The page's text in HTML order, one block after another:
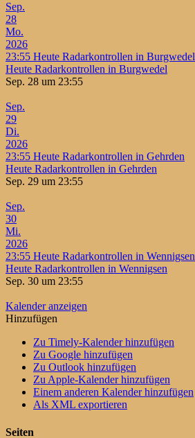
Sep.
28
Mo.
2026
23:55 Heute Radarkontrollen in Burgwedel
Heute Radarkontrollen in Burgwedel
Sep. 28 um 23:55
Sep.
29
Di.
2026
23:55 Heute Radarkontrollen in Gehrden
Heute Radarkontrollen in Gehrden
Sep. 29 um 23:55
Sep.
30
Mi.
2026
23:55 Heute Radarkontrollen in Wennigsen
Heute Radarkontrollen in Wennigsen
Sep. 30 um 23:55
Kalender anzeigen
Hinzufügen
Zu Timely-Kalender hinzufügen
Zu Google hinzufügen
Zu Outlook hinzufügen
Zu Apple-Kalender hinzufügen
Einem anderen Kalender hinzufügen
Als XML exportieren
Seiten